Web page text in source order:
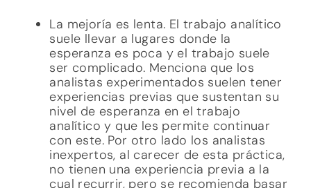
La mejoría es lenta. El trabajo analítico
suele llevar a lugares donde la
esperanza es poca y el trabajo suele
ser complicado. Menciona que los
analistas experimentados suelen tener
experiencias previas que sustentan su
nivel de esperanza en el trabajo
analítico y que les permite continuar
con este. Por otro lado los analistas
inexpertos, al carecer de esta práctica,
no tienen una experiencia previa a la
cual recurrir, pero se recomienda basar